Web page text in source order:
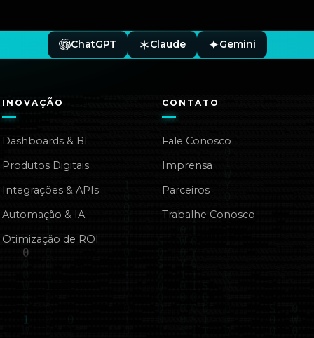
ChatGPT Claude Gemini
INOVAÇÃO
Dashboards & BI
Produtos Digitais
Integrações & APIs
Automação & IA
Otimização de ROI
CONTATO
Fale Conosco
Imprensa
Parceiros
Trabalhe Conosco